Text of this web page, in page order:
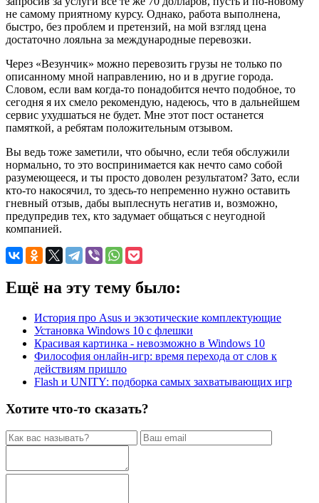
не самому приятному курсу. Однако, работа выполнена,
быстро, без проблем и претензий, на мой взгляд цена
достаточно лояльна за международные перевозки.
Через «Везунчик» можно перевозить грузы не только по
описанному мной направлению, но и в другие города.
Словом, если вам когда-то понадобится нечто подобное, то
сегодня я их смело рекомендую, надеюсь, что в дальнейшем
сервис ухудшаться не будет. Мне этот пост останется
памяткой, а ребятам положительным отзывом.
Вы ведь тоже заметили, что обычно, если тебя обслужили
нормально, то это воспринимается как нечто само собой
разумеющееся, и ты просто доволен результатом? Зато, если
кто-то накосячил, то здесь-то непременно нужно оставить
гневный отзыв, дабы выплеснуть негатив и, возможно,
предупредив тех, кто задумает общаться с неугодной
компанией.
Ещё на эту тему было:
История про Asus и экзотические комплектующие
Установка Windows 10 с флешки
Красивая картинка - невозможно в Windows 10
Философия онлайн-игр: время перехода от слов к
действиям пришло
Flash и UNITY: подборка самых захватывающих игр
Хотите что-то сказать?